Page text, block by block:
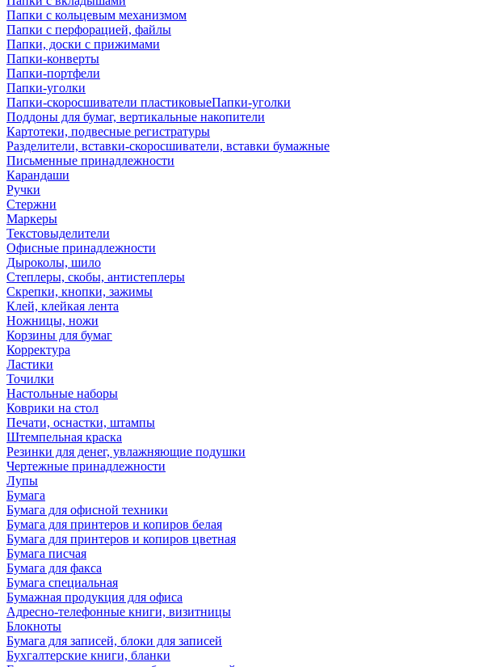
Папки с кольцевым механизмом
Папки с перфорацией, файлы
Папки, доски с прижимами
Папки-конверты
Папки-портфели
Папки-уголки
Папки-скоросшиватели пластиковыеПапки-уголки
Поддоны для бумаг, вертикальные накопители
Картотеки, подвесные регистратуры
Разделители, вставки-скоросшиватели, вставки бумажные
Письменные принадлежности
Карандаши
Ручки
Стержни
Маркеры
Текстовыделители
Офисные принадлежности
Дыроколы, шило
Степлеры, скобы, антистеплеры
Скрепки, кнопки, зажимы
Клей, клейкая лента
Ножницы, ножи
Корзины для бумаг
Корректура
Ластики
Точилки
Настольные наборы
Коврики на стол
Печати, оснастки, штампы
Штемпельная краска
Резинки для денег, увлажняющие подушки
Чертежные принадлежности
Лупы
Бумага
Бумага для офисной техники
Бумага для принтеров и копиров белая
Бумага для принтеров и копиров цветная
Бумага писчая
Бумага для факса
Бумага специальная
Бумажная продукция для офиса
Адресно-телефонные книги, визитницы
Блокноты
Бумага для записей, блоки для записей
Бухгалтерские книги, бланки